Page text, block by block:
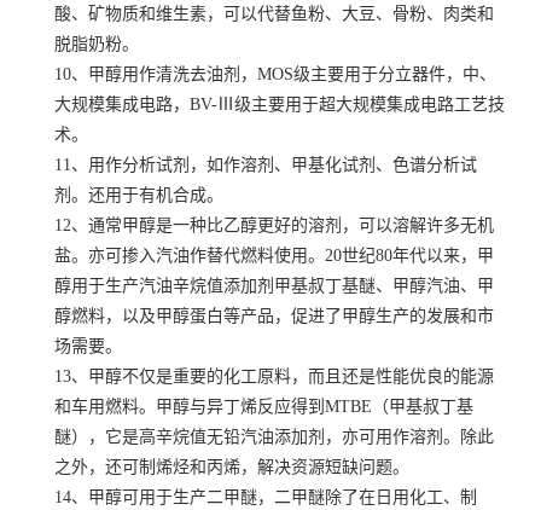
酸、矿物质和维生素，可以代替鱼粉、大豆、骨粉、肉类和
脱脂奶粉。
10、甲醇用作清洗去油剂，MOS级主要用于分立器件，中、
大规模集成电路，BV-Ⅲ级主要用于超大规模集成电路工艺技
术。
11、用作分析试剂，如作溶剂、甲基化试剂、色谱分析试
剂。还用于有机合成。
12、通常甲醇是一种比乙醇更好的溶剂，可以溶解许多无机
盐。亦可掺入汽油作替代燃料使用。20世纪80年代以来，甲
醇用于生产汽油辛烷值添加剂甲基叔丁基醚、甲醇汽油、甲
醇燃料，以及甲醇蛋白等产品，促进了甲醇生产的发展和市
场需要。
13、甲醇不仅是重要的化工原料，而且还是性能优良的能源
和车用燃料。甲醇与异丁烯反应得到MTBE（甲基叔丁基
醚），它是高辛烷值无铅汽油添加剂，亦可用作溶剂。除此
之外，还可制烯烃和丙烯，解决资源短缺问题。
14、甲醇可用于生产二甲醚，二甲醚除了在日用化工、制